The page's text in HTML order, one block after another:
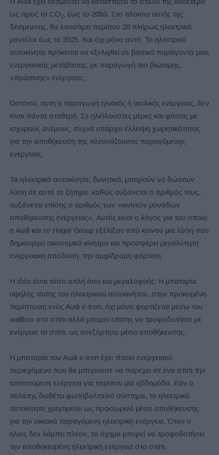
ως προς το CO2, έως το 2050. Στο πλαίσιο αυτής της
δέσμευσης, θα λανσάρει περίπου 20 πλήρως ηλεκτρικά
μοντέλα έως το 2025. Και όχι μόνο αυτό: Το ηλεκτρικό
αυτοκίνητο πρόκειται να εξελιχθεί σε βασικό παράγοντα μιας
ενεργειακής μετάβασης, με παραγωγή πιο βιώσιμης,
«πράσινης» ενέργειας.
Ωστόσο, αυτή η παραγωγή ηλιακής ή αιολικής ενέργειας, δεν
είναι πάντα σταθερή. Σε ηλιόλουστες μέρες και φάσεις με
ισχυρούς ανέμους, συχνά υπάρχει έλλειψη χωρητικότητας
για την αποθήκευση της πλεονάζουσας παραγόμενης
ενέργειας.
Τα ηλεκτρικά αυτοκίνητα, δυνητικά, μπορούν να δώσουν
λύση σε αυτό το ζήτημα: καθώς αυξάνεται ο αριθμός τους,
αυξάνεται επίσης ο αριθμός των «κινητών μονάδων
αποθήκευσης ενέργειας». Αυτός είναι ο λόγος για τον οποίο
η Audi και το Hager Group εξέλιξαν από κοινού μια λύση που
δημιουργεί οικονομικά κίνητρα και προσφέρει μεγαλύτερη
ενεργειακή απόδοση: την αμφίδρομη φόρτιση.
Η ιδέα είναι τόσο απλή όσο και μεγαλοφυής: Η μπαταρία
υψηλής τάσης του ηλεκτρικού αυτοκινήτου, στην προκειμένη
περίπτωση ενός Audi e-tron, όχι μόνο φορτίζεται μέσω του
wallbox στο σπίτι αλλά μπορεί επίσης να τροφοδοτήσει με
ενέργεια το σπίτι, ως ανεξάρτητο μέσο αποθήκευσης.
Η μπαταρία του Audi e-tron έχει τέτοιο ενεργειακό
περιεχόμενο που θα μπορούσε να παρέχει σε ένα σπίτι την
απαιτούμενη ενέργεια για περίπου μία εβδομάδα. Εάν ο
πελάτης διαθέτει φωτοβολταϊκό σύστημα, το ηλεκτρικό
αυτοκίνητο χρησιμεύει ως προσωρινό μέσο αποθήκευσης
για την οικιακά παραγόμενη ηλεκτρική ενέργεια. Όταν ο
ήλιος δεν λάμπει πλέον, το όχημα μπορεί να τροφοδοτήσει
την αποθηκευμένη ηλεκτρική ενέργεια στο σπίτι.